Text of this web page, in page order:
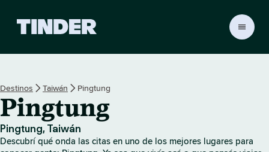
o
d
e
i
Destinos Taiwán Pingtung
Pingtung
Pingtung, Taiwán
Descubrí qué onda las citas en uno de los mejores lugares para